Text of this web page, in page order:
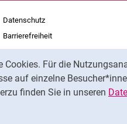
Für die
auf einzelne
finden Sie in unseren
Datenschutz
Barrierefreiheit
Transparenter KI-Einsatz
Impressum